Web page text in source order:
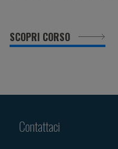
SCOPRI CORSO
Contattaci